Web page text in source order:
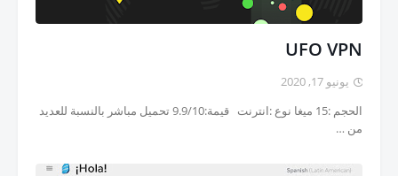
UFO VPN
يونيو 17, 2020
الحجم :15 ميغا نوع :انترنت قيمة:9.9/10 تحميل مباشر بالنسبة للعديد
من …